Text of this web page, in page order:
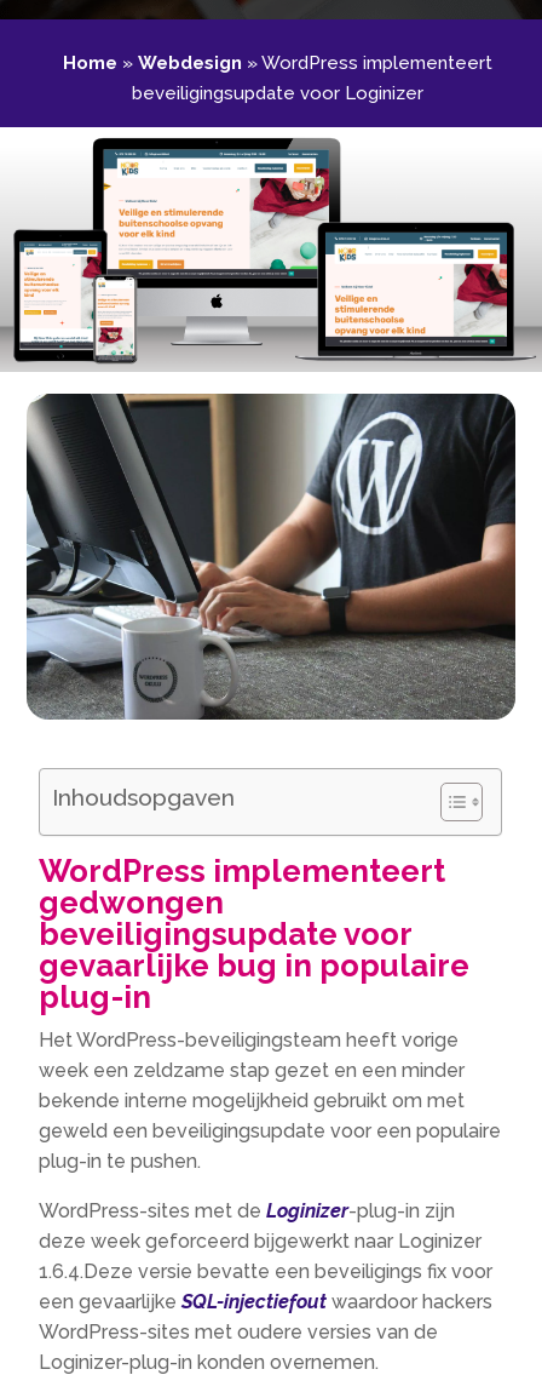
Home » Webdesign »WordPress implementeert
beveiligingsupdate voor Loginizer
Inhoudsopgaven
WordPress implementeert
gedwongen
beveiligingsupdate voor
gevaarlijke bug in populaire
plug-in
Het WordPress-beveiligingsteam heeft vorige
week een zeldzame stap gezet en een minder
bekende interne mogelijkheid gebruikt om met
geweld een beveiligingsupdate voor een populaire
plug-in te pushen.
WordPress-sites met deLoginizer-plug-in zijn
deze week geforceerd bijgewerkt naar Loginizer
1.6.4.Deze versie bevatte een beveiligings fix voor
een gevaarlijkeSQL-injectiefoutwaardoor hackers
WordPress-sites met oudere versies van de
Loginizer-plug-in konden overnemen.